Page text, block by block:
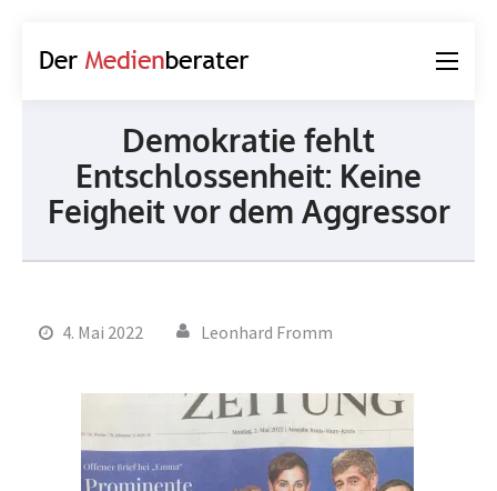
Demokratie fehlt
Entschlossenheit: Keine
Feigheit vor dem Aggressor
4. Mai 2022 Leonhard Fromm